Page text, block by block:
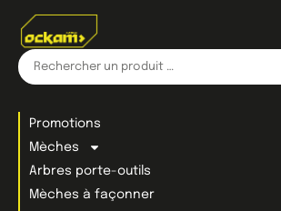
Promotions
Mèches
Arbres porte-outils
Mèches à façonner